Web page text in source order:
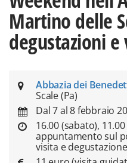
Martino delle
degustazioni e
Abbazia dei
Scale (Pa)
Dal 7 al 8 febbraio
16.00 (sabato),
appuntamento sul
visita e